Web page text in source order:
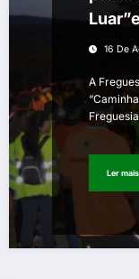
16 De
A
Ler mais